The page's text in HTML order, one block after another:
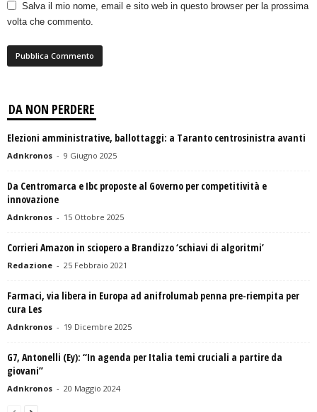
Salva il mio nome, email e sito web in questo browser per la prossima
volta che commento.
DA NON PERDERE
Elezioni amministrative, ballottaggi: a Taranto centrosinistra avanti
Adnkronos - 9 Giugno 2025
Da Centromarca e Ibc proposte al Governo per competitività e
innovazione
Adnkronos - 15 Ottobre 2025
Corrieri Amazon in sciopero a Brandizzo ‘schiavi di algoritmi’
Redazione - 25 Febbraio 2021
Farmaci, via libera in Europa ad anifrolumab penna pre-riempita per
cura Les
Adnkronos - 19 Dicembre 2025
G7, Antonelli (Ey): “In agenda per Italia temi cruciali a partire da
giovani”
Adnkronos - 20 Maggio 2024